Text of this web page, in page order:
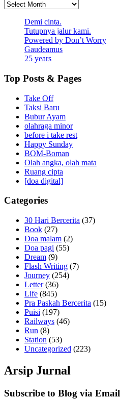
Demi cinta.
Tutupnya jalur kami.
Powered by Don’t Worry
Gaudeamus
25 years
Top Posts & Pages
Take Off
Taksi Baru
Bubur Ayam
olahraga minor
before i take rest
Happy Sunday
BOM-Boman
Olah angka, olah mata
Ruang cipta
[doa digital]
Categories
30 Hari Bercerita (37)
Book (27)
Doa malam (2)
Doa pagi (55)
Dream (9)
Flash Writing (7)
Journey (254)
Letter(36)
Life (845)
Pra Paskah Bercerita (15)
Puisi (197)
Railways (46)
Run (8)
Station (53)
Uncategorized (223)
Arsip Jurnal
Subscribe to Blog via Email